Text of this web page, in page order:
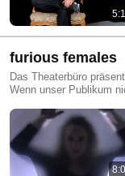
furious females
Das Theaterbüro
Wenn unser Publikum